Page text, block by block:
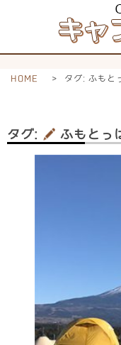
HOME > タグ: ふもと
タグ: ふもとっ